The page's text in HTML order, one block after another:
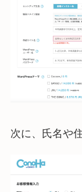
次に、氏名や